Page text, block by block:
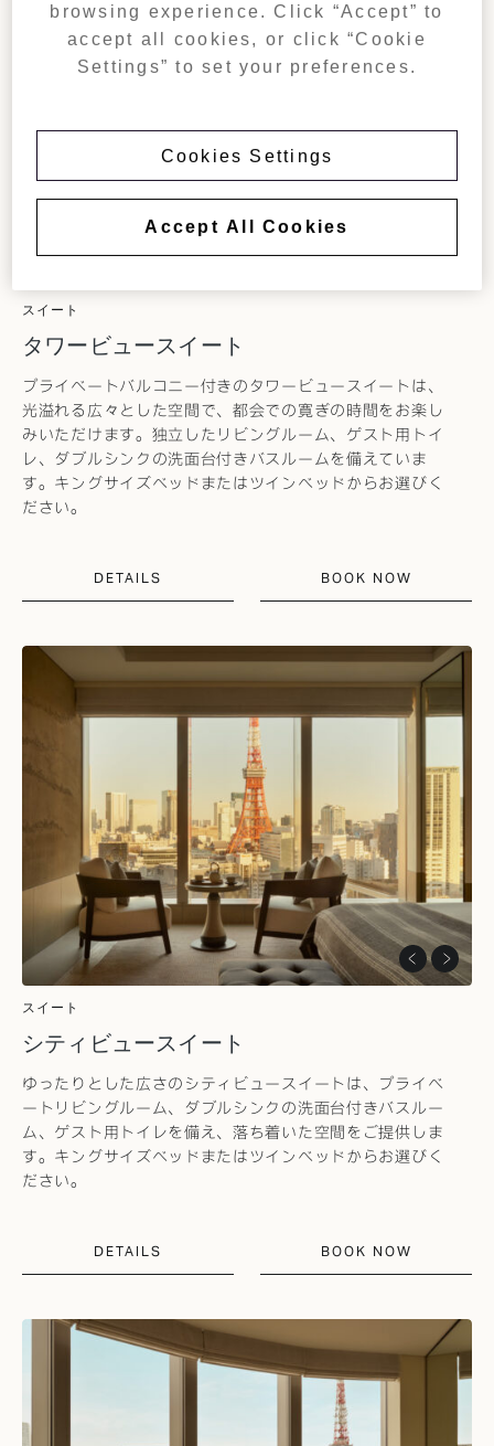
スイート
タワービュースイート
プライベートバルコニー付きのタワービュースイートは、
光溢れる広々とした空間で、都会での寛ぎの時間をお楽し
みいただけます。独立したリビングルーム、ゲスト用トイ
レ、ダブルシンクの洗面台付きバスルームを備えていま
す。キングサイズベッドまたはツインベッドからお選びく
ださい。
DETAILS BOOK NOW
スイート
シティビュースイート
ゆったりとした広さのシティビュースイートは、プライベ
ートリビングルーム、ダブルシンクの洗面台付きバスルー
ム、ゲスト用トイレを備え、落ち着いた空間をご提供しま
す。キングサイズベッドまたはツインベッドからお選びく
ださい。
DETAILS BOOK NOW
browsing experience. Click “Accept” to
accept all cookies, or click “Cookie
Settings” to set your preferences.
Cookies Settings
Accept All Cookies